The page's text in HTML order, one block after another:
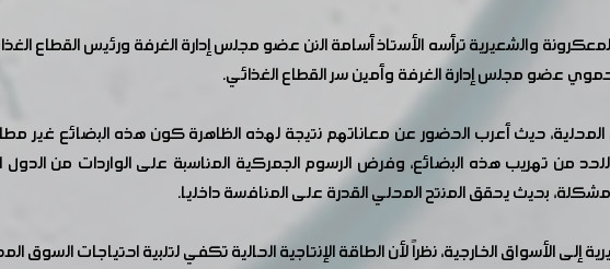
والشعيرية ترأسه الأستاذ أسامة النن عضو مجلس إدارة الغرفة ورئيس القطاع
عضو مجلس إدارة الغرفة وأمين سر القطاع الغذائي.
حيث أعرب الحضور عن معاناتهم نتيجة لهذه الظاهرة كون هذه البضائع غير
من تهريب هذه البضائع، وفرض الرسوم الجمركية المناسبة على الواردات من الدول
بحيث يحقق المنتح المحلي القدرة على المنافسة داخليا.
الخارجية، نظراً لأن الطاقة الإنتاجية الحالية تكفي لتلبية احتياجات السوق